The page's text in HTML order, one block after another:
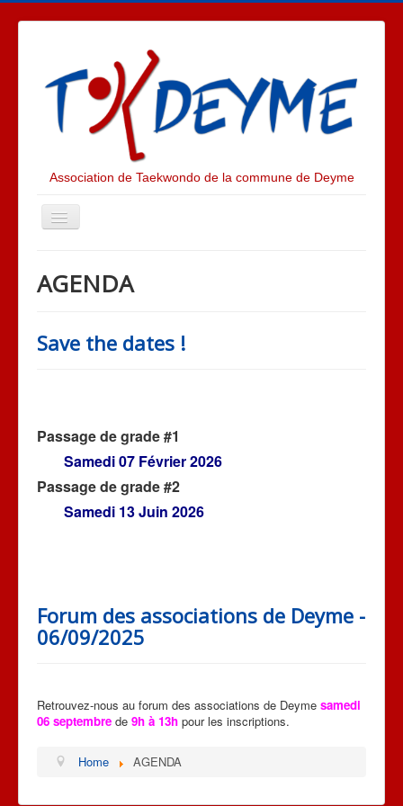
Association de Taekwondo de la commune de Deyme
Toggle
PRESENTATION
ALBUM PHOTOS
AGENDA
AGENDA
Save the dates !
Passage de grade #1
Samedi 07 Février 2026
Passage de grade #2
Samedi 13 Juin 2026
Forum des associations de Deyme -
06/09/2025
Retrouvez-nous au forum des associations de Deyme samedi
06 septembre de 9h à 13h pour les inscriptions.
Home AGENDA